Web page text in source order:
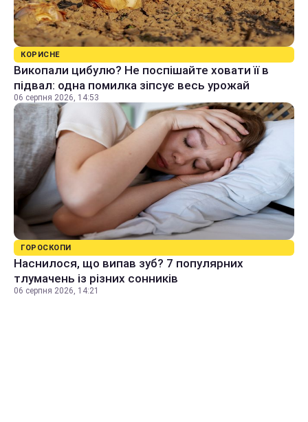
КОРИСНЕ
Викопали цибулю? Не поспішайте ховати її в
підвал: одна помилка зіпсує весь урожай
06 серпня 2026, 14:53
ГОРОСКОПИ
Наснилося, що випав зуб? 7 популярних
тлумачень із різних сонників
06 серпня 2026, 14:21